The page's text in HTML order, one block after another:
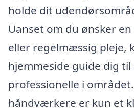
holde dit
Uanset om du ønsker
eller regelmæssig pleje,
hjemmeside guide dig til
professionelle i
håndværkere er kun et